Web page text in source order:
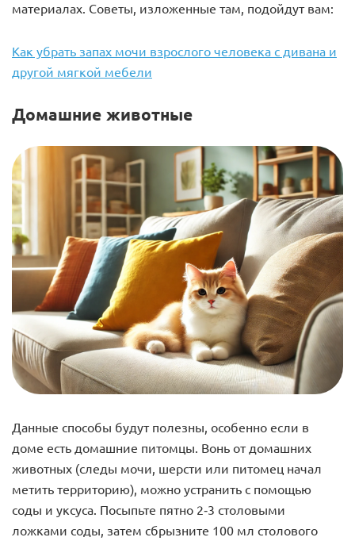
материалах. Советы, изложенные там, подойдут вам:
Как убрать запах мочи взрослого человека с дивана и
другой мягкой мебели
Домашние животные
Данные способы будут полезны, особенно если в
доме есть домашние питомцы. Вонь от домашних
животных (следы мочи, шерсти или питомец начал
метить территорию), можно устранить с помощью
соды и уксуса. Посыпьте пятно 2-3 столовыми
ложками соды, затем сбрызните 100 мл столового